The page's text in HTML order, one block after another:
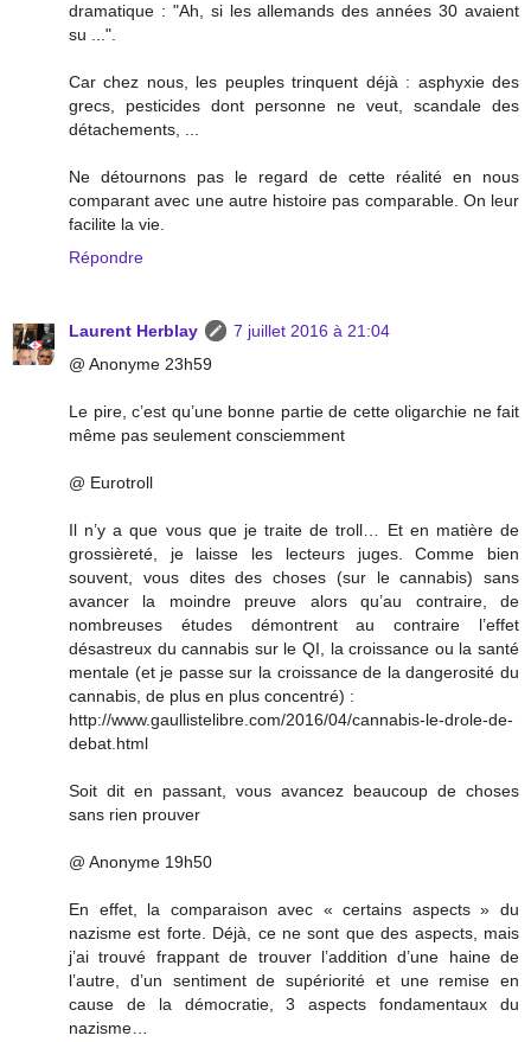
dramatique : "Ah, si les allemands des années 30 avaient
su ...".
Car chez nous, les peuples trinquent déjà : asphyxie des
grecs, pesticides dont personne ne veut, scandale des
détachements, ...
Ne détournons pas le regard de cette réalité en nous
comparant avec une autre histoire pas comparable. On leur
facilite la vie.
Répondre
Laurent Herblay
7 juillet 2016 à 21:04
@ Anonyme 23h59
Le pire, c’est qu’une bonne partie de cette oligarchie ne fait
même pas seulement consciemment
@ Eurotroll
Il n’y a que vous que je traite de troll… Et en matière de
grossièreté, je laisse les lecteurs juges. Comme bien
souvent, vous dites des choses (sur le cannabis) sans
avancer la moindre preuve alors qu’au contraire, de
nombreuses études démontrent au contraire l’effet
désastreux du cannabis sur le QI, la croissance ou la santé
mentale (et je passe sur la croissance de la dangerosité du
cannabis, de plus en plus concentré) :
http://www.gaullistelibre.com/2016/04/cannabis-le-drole-de-
debat.html
Soit dit en passant, vous avancez beaucoup de choses
sans rien prouver
@ Anonyme 19h50
En effet, la comparaison avec « certains aspects » du
nazisme est forte. Déjà, ce ne sont que des aspects, mais
j’ai trouvé frappant de trouver l’addition d’une haine de
l’autre, d’un sentiment de supériorité et une remise en
cause de la démocratie, 3 aspects fondamentaux du
nazisme…